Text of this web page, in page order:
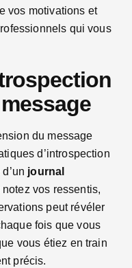
vos motivations et
qui vous
du message
d’introspection
journal
vos ressentis,
peut révéler
fois que vous
vous étiez en train
précis.